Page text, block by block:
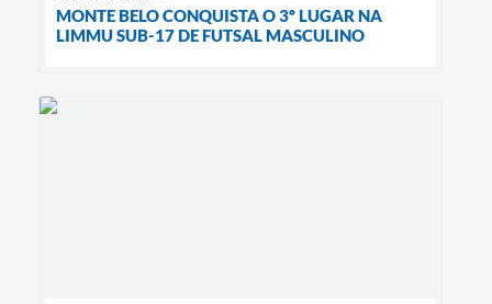
MONTE BELO CONQUISTA O 3º LUGAR NA
LIMMU SUB-17 DE FUTSAL MASCULINO